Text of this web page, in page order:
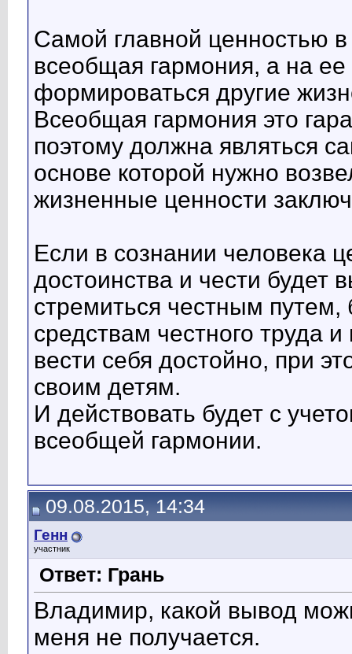
Самой главной ценностью
всеобщая гармония, а на
формироваться другие
Всеобщая гармония это
поэтому должна являться
основе которой нужно
жизненные ценности
Если в сознании человека
достоинства и чести будет
стремиться честным путем,
средствам честного труда
вести себя достойно, при
своим детям.
И действовать будет с
всеобщей гармонии.
09.08.2015, 14:34
Генн
участник
Ответ: Грань
Владимир, какой вывод
меня не получается.